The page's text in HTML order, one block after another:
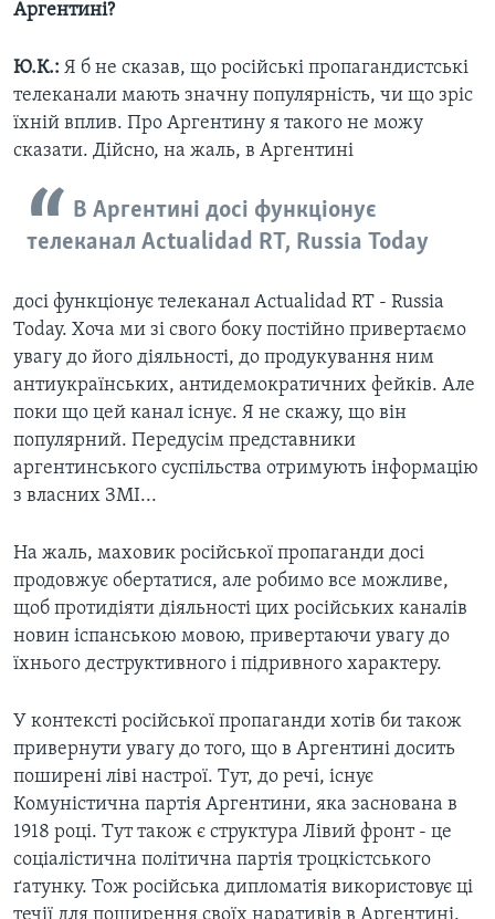
Аргентині?
Ю.К.: Я б не сказав, що російські пропагандистські
телеканали мають значну популярність, чи що зріс
їхній вплив. Про Аргентину я такого не можу
сказати. Дійсно, на жаль, в Аргентині
В Аргентині досі функціонує
телеканал Actualidad RT, Russia Today
досі функціонує телеканал Actualidad RT - Russia
Today. Хоча ми зі свого боку постійно привертаємо
увагу до його діяльності, до продукування ним
антиукраїнських, антидемократичних фейків. Але
поки що цей канал існує. Я не скажу, що він
популярний. Передусім представники
аргентинського суспільства отримують інформацію
з власних ЗМІ...
На жаль, маховик російської пропаганди досі
продовжує обертатися, але робимо все можливе,
щоб протидіяти діяльності цих російських каналів
новин іспанською мовою, привертаючи увагу до
їхнього деструктивного і підривного характеру.
У контексті російської пропаганди хотів би також
привернути увагу до того, що в Аргентині досить
поширені ліві настрої. Тут, до речі, існує
Комуністична партія Аргентини, яка заснована в
1918 році. Тут також є структура Лівий фронт - це
соціалістична політична партія троцкістського
ґатунку. Тож російська дипломатія використовує ці
течії для поширення своїх наративів в Аргентині.